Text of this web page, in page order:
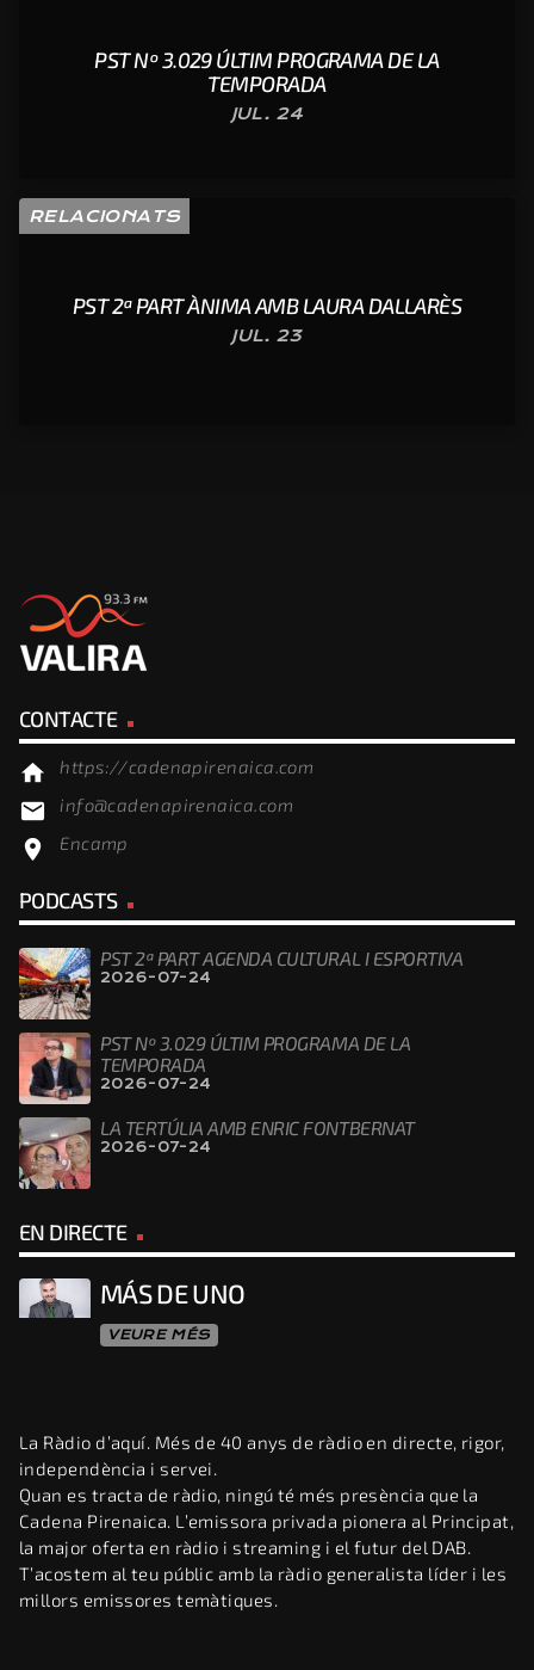
PST Nº 3.029 ÚLTIM PROGRAMA DE LA
TEMPORADA
JUL. 24
RELACIONATS
PST 2ª PART ÀNIMA AMB LAURA DALLARÈS
JUL. 23
CONTACTE
home https://cadenapirenaica.com
email info@cadenapirenaica.com
location_on Encamp
PODCASTS
PST 2ª PART AGENDA CULTURAL I ESPORTIVA
2026-07-24
PST Nº 3.029 ÚLTIM PROGRAMA DE LA
TEMPORADA
2026-07-24
LA TERTÚLIA AMB ENRIC FONTBERNAT
2026-07-24
EN DIRECTE
MÁS DE UNO
VEURE MÉS
La Ràdio d’aquí. Més de 40 anys de ràdio en directe, rigor,
independència i servei.
Quan es tracta de ràdio, ningú té més presència que la
Cadena Pirenaica. L’emissora privada pionera al Principat,
la major oferta en ràdio i streaming i el futur del DAB.
T’acostem al teu públic amb la ràdio generalista líder i les
millors emissores temàtiques.